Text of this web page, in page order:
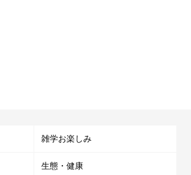
雑学お楽しみ
生態・健康